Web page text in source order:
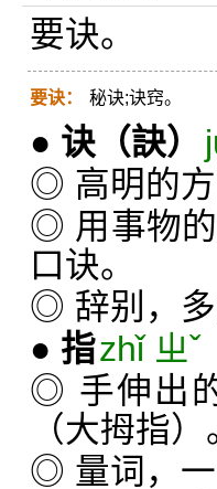
要诀。
要诀： 秘诀;诀窍。
● 诀 （訣）
◎ 高明的
◎ 用事物的
口诀。
◎ 辞别，多
● 指zhǐ ㄓˇ
◎ 手伸出
（大拇指
◎ 量词，一